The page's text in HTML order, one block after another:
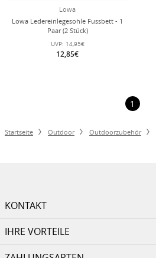
Lowa
Lowa Ledereinlegesohle Fussbett - 1
Paar (2 Stück)
UVP: 14,95€
12,85€
1
Startseite Outdoor Outdoorzubehör
KONTAKT
IHRE VORTEILE